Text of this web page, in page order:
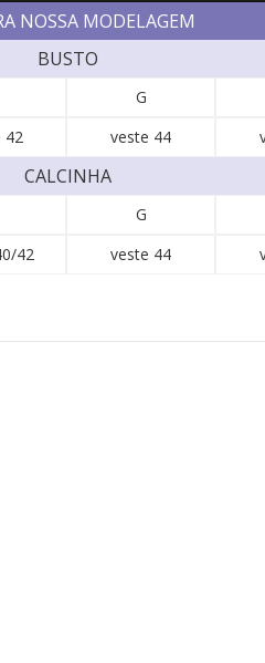
NOSSA MODELAGEM
BUSTO
G
42 veste 44
CALCINHA
G
42 veste 44